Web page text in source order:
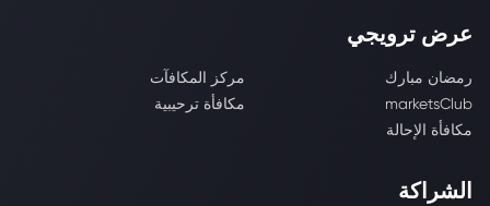
عرض ترويجي
رمضان مبارك
مركز المكافآت
marketsClub
مكافأة ترحيبية
مكافأة الإحالة
الشراكة